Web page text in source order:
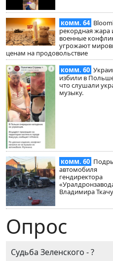
комм. 64
рекордная жара
военные
угрожают
ценам на продовольствие
комм. 60
избили в
что слушали
музыку.
комм. 60
автомобиля
гендиректора
Владимира
Опрос
Судьба Зеленского - ?